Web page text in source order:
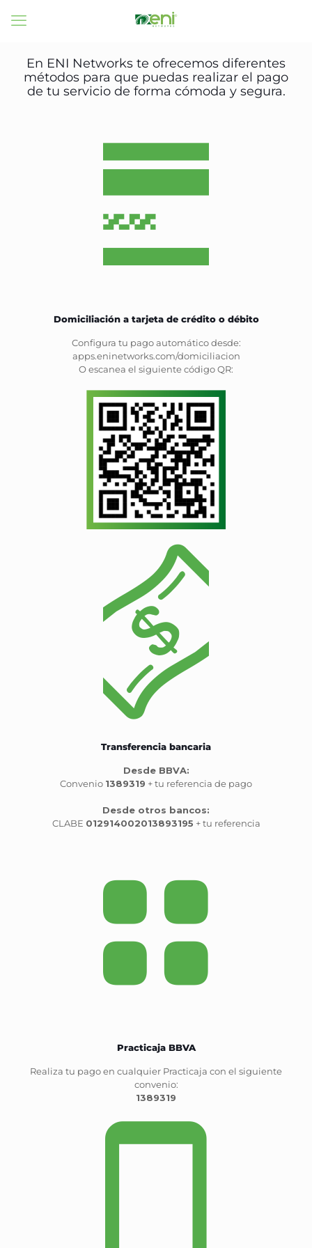
En ENI Networks te ofrecemos diferentes
métodos para que puedas realizar el pago
de tu servicio de forma cómoda y segura.
Domiciliación a tarjeta de crédito o débito
Configura tu pago automático desde:
apps.eninetworks.com/domiciliacion
O escanea el siguiente código QR:
Transferencia bancaria
Desde BBVA:
Convenio 1389319 + tu referencia de pago
Desde otros bancos:
CLABE 012914002013893195 + tu referencia
Practicaja BBVA
Realiza tu pago en cualquier Practicaja con el siguiente
convenio:
1389319